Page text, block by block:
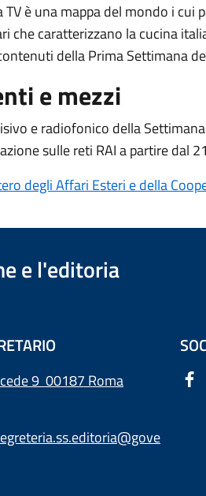
TV è una mappa del mondo i
che caratterizzano la cucina
della Prima Settimana
e mezzi
e radiofonico della
sulle reti RAI a partire dal
degli Affari Esteri e della
e l'editoria
9 00187 Roma